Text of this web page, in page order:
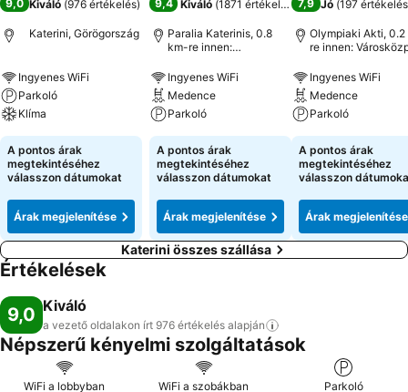
9,0 Kiváló (976 értékelés)
Katerini, Görögország
Ingyenes WiFi
Parkoló
Klíma
A pontos árak
megtekintéséhez
válasszon dátumokat
Árak megjelenítése
9,4 Kiváló (1871 értékelés)
Paralia Katerinis, 0.8
km-re innen:
Ingyenes WiFi
Medence
Parkoló
A pontos árak
megtekintéséhez
válasszon dátumokat
Árak megjelenítése
7,9 Jó (197 értékelés
Olympiaki Akti,
re innen:
Ingyenes WiFi
Medence
Parkoló
A pontos árak
megtekintéséhez
válasszon
Árak megjelenítése
Katerini összes szállása
Értékelések
9,0 Kiváló
a vezető oldalakon írt 976 értékelés alapján
Népszerű kényelmi szolgáltatások
WiFi a lobbyban WiFi a szobákban Parkoló